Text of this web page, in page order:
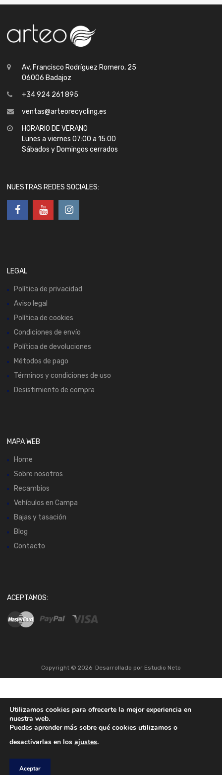
Av. Francisco Rodríguez Romero, 25
06006 Badajoz
+34 924 261 895
ventas@arteorecycling.es
HORARIO DE VERANO
Lunes a viernes 07:00 a 15:00
Sábados y Domingos cerrados
NUESTRAS REDES SOCIALES:
LEGAL
Política de privacidad
Aviso legal
Política de cookies
Condiciones de envío
Política de devoluciones
Métodos de pago
Términos y condiciones de uso
Desistimiento de compra
MAPA WEB
Home
Sobre nosotros
Recambios
Vehículos en Campa
Bajas y tasación
Blog
Contacto
ACEPTAMOS:
Copyright © 2026 Desarrollado por Estudio Neto
Utilizamos cookies para ofrecerte la mejor experiencia en
nuestra web.
Puedes aprender más sobre qué cookies utilizamos o
desactivarlas en los ajustes.
Aceptar